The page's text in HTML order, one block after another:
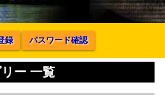
録 パスワード確認
ー 一覧